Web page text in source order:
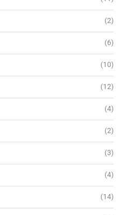
(2)
(6)
(10)
(12)
(4)
(2)
(3)
(4)
(14)